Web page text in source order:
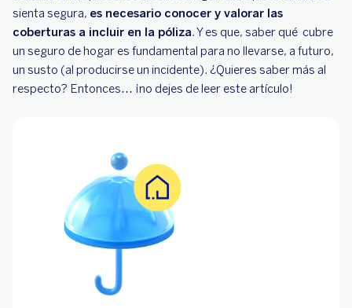
¿Cómo funciona un seguro de hogar?
¿Qué cubre un seguro de hogar?
Otras coberturas que pueden incorporarse en el
no se sabe)?
¿Qué no cubre el seguro de hogar?
¿Qué plazo hay para la reparación de una avería
por parte del seguro de hogar?
de hogar?
sienta segura, es necesario conocer y valorar las
coberturas a incluir en la póliza. Y es que, saber qué cubre
un seguro de hogar es fundamental para no llevarse, a futuro,
un susto (al producirse un incidente). ¿Quieres saber más al
respecto? Entonces… ¡no dejes de leer este artículo!